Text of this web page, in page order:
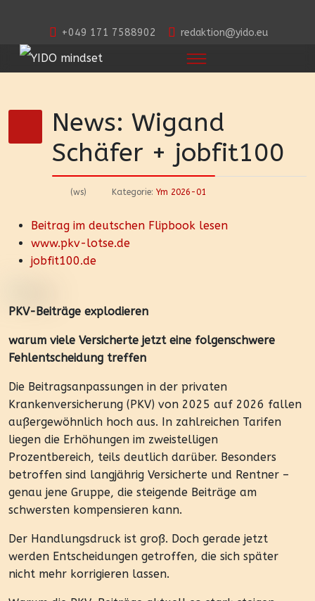
+049 171 7588902 redaktion@yido.eu
News: Wigand
Schäfer + jobfit100
(ws) Kategorie: Ym 2026-01
Beitrag im deutschen Flipbook lesen
www.pkv-lotse.de
jobfit100.de
PKV-Beiträge explodieren
warum viele Versicherte jetzt eine folgenschwere
Fehlentscheidung treffen
Die Beitragsanpassungen in der privaten
Krankenversicherung (PKV) von 2025 auf 2026 fallen
außergewöhnlich hoch aus. In zahlreichen Tarifen
liegen die Erhöhungen im zweistelligen
Prozentbereich, teils deutlich darüber. Besonders
betroffen sind langjährig Versicherte und Rentner –
genau jene Gruppe, die steigende Beiträge am
schwersten kompensieren kann.
Der Handlungsdruck ist groß. Doch gerade jetzt
werden Entscheidungen getroffen, die sich später
nicht mehr korrigieren lassen.